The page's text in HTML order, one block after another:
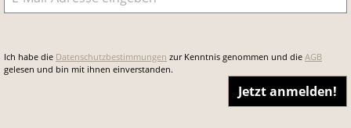
Ich habe die Datenschutzbestimmungen zur Kenntnis genommen und die AGB
gelesen und bin mit ihnen einverstanden.
Jetzt anmelden!